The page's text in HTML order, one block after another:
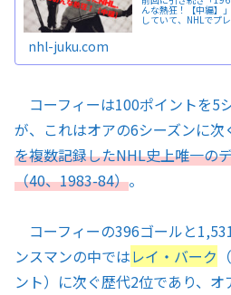
んな熱狂！【中編】
していて、NHLでプ
事典とか発売されて
nhl-juku.com
コーフィーは100ポイントを5
が、これはオアの6シーズンに次
を複数記録したNHL史上唯一の
（40、1983-84）。
コーフィーの396ゴールと
ンスマンの中ではレイ・バーク
ント）に次ぐ歴代2位であり、